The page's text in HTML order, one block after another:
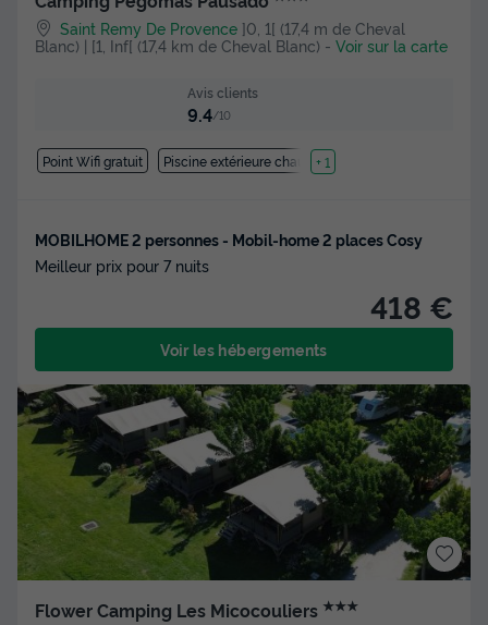
Saint Remy De Provence ]0, 1[ (17,4 m de Cheval
Blanc) | [1, Inf[ (17,4 km de Cheval Blanc) - Voir sur la carte
Avis clients
9.4/10
Point Wifi gratuit Piscine extérieure chauffée
+ 1
MOBILHOME 2 personnes - Mobil-home 2 places Cosy
Meilleur prix pour 7 nuits
418 €
Voir les hébergements
Flower Camping Les Micocouliers ★★★